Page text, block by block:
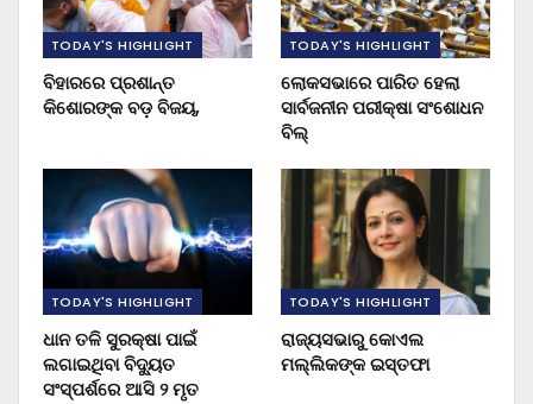
TODAY'S HIGHLIGHT
ବିହାରରେ ପ୍ରଶାନ୍ତ
କିଶୋରଙ୍କ ବଡ଼ ବିଜୟ,
TODAY'S HIGHLIGHT
ଲୋକସଭାରେ ପାରିତ ହେଲା
ସାର୍ବଜନୀନ ପରୀକ୍ଷା ସଂଶୋଧନ
ବିଲ୍
TODAY'S HIGHLIGHT
ଧାନ ତଳି ସୁରକ୍ଷା ପାଇଁ
ଲଗାଇଥିବା ବିଦ୍ୟୁତ
ସଂସ୍ପର୍ଶରେ ଆସି ୨ ମୃତ
TODAY'S HIGHLIGHT
ରାଜ୍ୟସଭାରୁ କୋଏଲ
ମଲ୍ଲିକଙ୍କ ଇସ୍ତଫା